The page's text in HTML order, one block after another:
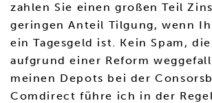
zahlen Sie einen großen Teil
geringen Anteil Tilgung, wenn
ein Tagesgeld ist. Kein Spam,
aufgrund einer Reform
meinen Depots bei der
Comdirect führe ich in der